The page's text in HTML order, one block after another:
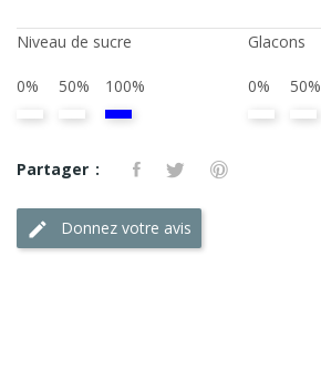
Niveau de sucre
0% 50% 100%
Glacons
0% 50%
Partager
Donnez votre avis